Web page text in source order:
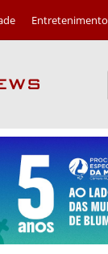
Entretenimento